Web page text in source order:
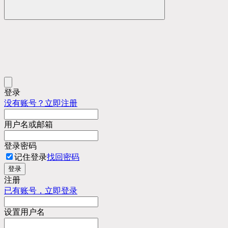
登录
没有账号？立即注册
用户名或邮箱
登录密码
记住登录找回密码
登录
注册
已有账号，立即登录
设置用户名